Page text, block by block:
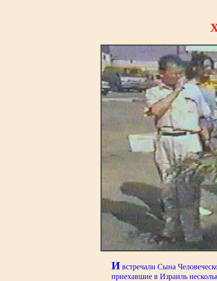
И встречали Сына
приехавшие в Израиль